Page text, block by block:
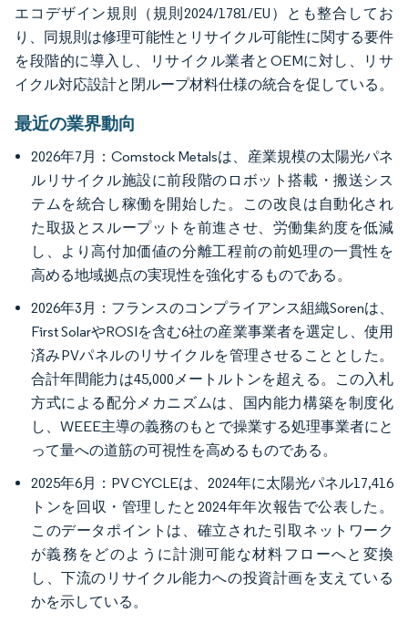
エコデザイン規則（規則2024/1781/EU）とも整合してお
り、同規則は修理可能性とリサイクル可能性に関する要件
を段階的に導入し、リサイクル業者とOEMに対し、リサ
イクル対応設計と閉ループ材料仕様の統合を促している。
最近の業界動向
2026年7月：Comstock Metalsは、産業規模の太陽光パネ
ルリサイクル施設に前段階のロボット搭載・搬送シス
テムを統合し稼働を開始した。この改良は自動化され
た取扱とスループットを前進させ、労働集約度を低減
し、より高付加価値の分離工程前の前処理の一貫性を
高める地域拠点の実現性を強化するものである。
2026年3月：フランスのコンプライアンス組織Sorenは、
First SolarやROSIを含む6社の産業事業者を選定し、使用
済みPVパネルのリサイクルを管理させることとした。
合計年間能力は45,000メートルトンを超える。この入札
方式による配分メカニズムは、国内能力構築を制度化
し、WEEE主導の義務のもとで操業する処理事業者にと
って量への道筋の可視性を高めるものである。
2025年6月：PV CYCLEは、2024年に太陽光パネル17,416
トンを回収・管理したと2024年年次報告で公表した。
このデータポイントは、確立された引取ネットワーク
が義務をどのように計測可能な材料フローへと変換
し、下流のリサイクル能力への投資計画を支えている
かを示している。